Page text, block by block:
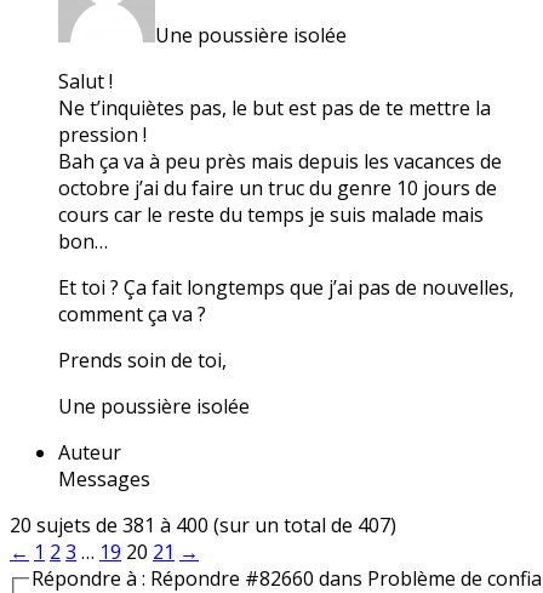
Une poussière isolée
Salut !
Ne t’inquiètes pas, le but est pas de te mettre la
pression !
Bah ça va à peu près mais depuis les vacances de
octobre j’ai du faire un truc du genre 10 jours de
cours car le reste du temps je suis malade mais
bon…
Et toi ? Ça fait longtemps que j’ai pas de nouvelles,
comment ça va ?
Prends soin de toi,
Une poussière isolée
Auteur
Messages
20 sujets de 381 à 400 (sur un total de 407)
← 1 2 3 … 19 20 21 →
Répondre à : Répondre #82660 dans Problème de